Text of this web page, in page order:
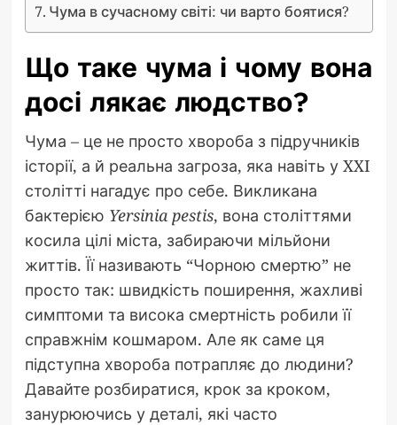
Чума в сучасному світі: чи варто боятися?
Що таке чума і чому вона
досі лякає людство?
Чума – це не просто хвороба з підручників
історії, а й реальна загроза, яка навіть у XXI
столітті нагадує про себе. Викликана
бактерією Yersinia pestis, вона століттями
косила цілі міста, забираючи мільйони
життів. Її називають “Чорною смертю” не
просто так: швидкість поширення, жахливі
симптоми та висока смертність робили її
справжнім кошмаром. Але як саме ця
підступна хвороба потрапляє до людини?
Давайте розбиратися, крок за кроком,
занурюючись у деталі, які часто